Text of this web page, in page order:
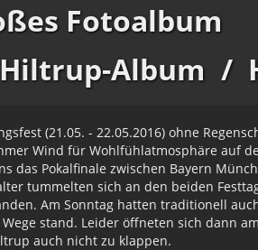
Fotoalbum
Hiltrup-Album /
(21.05. - 22.05.2016) ohne
Wind für Wohlfühlatmosphäre auf
das Pokalfinale zwischen Bayern
tummelten sich an den beiden
Am Sonntag hatten traditionell
stand. Leider öffneten sich dann
auch nicht zu klappen.